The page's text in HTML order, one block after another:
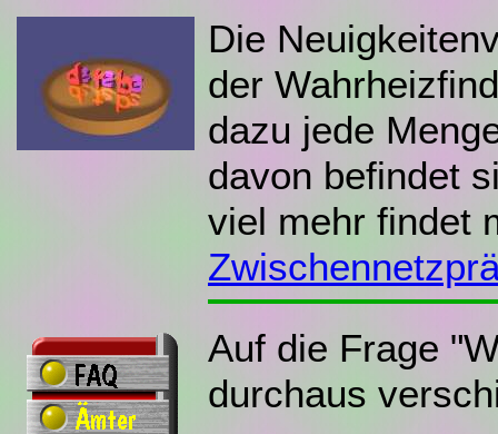
Die
der
dazu jede
davon befindet
viel mehr findet
Auf die Frage
durchaus